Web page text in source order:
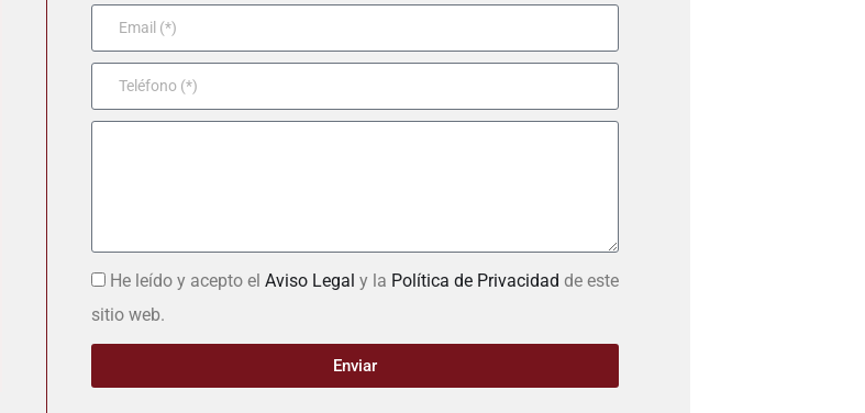
He leído y acepto el Aviso Legal y la Política de Privacidad de este
sitio web.
Enviar